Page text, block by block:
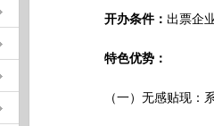
开办条件： 出票企
特色优势：
（一）无感贴现：系